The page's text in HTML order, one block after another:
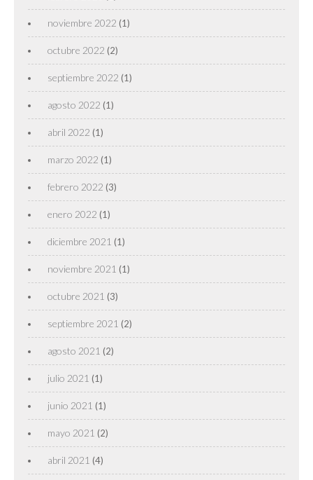
noviembre 2022 (1)
octubre 2022 (2)
septiembre 2022 (1)
agosto 2022 (1)
abril 2022 (1)
marzo 2022 (1)
febrero 2022 (3)
enero 2022 (1)
diciembre 2021 (1)
noviembre 2021 (1)
octubre 2021 (3)
septiembre 2021 (2)
agosto 2021 (2)
julio 2021 (1)
junio 2021 (1)
mayo 2021 (2)
abril 2021 (4)